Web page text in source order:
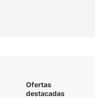
Ofertas
destacadas